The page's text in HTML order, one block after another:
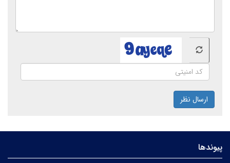
ارسال نظر
پیوندها